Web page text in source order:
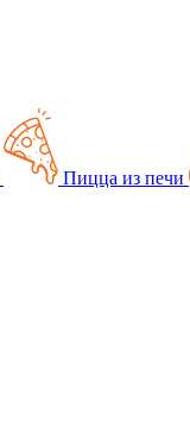
Пицца из печи